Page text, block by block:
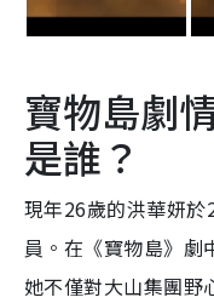
寶物島劇
是誰？
現年26歲的洪華妍
員。在《寶物島》劇
她不僅對大山集團野